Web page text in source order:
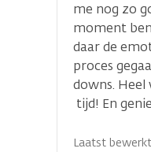
me nog zo
moment
daar de
proces
downs. Heel
tijd! En
Laatst